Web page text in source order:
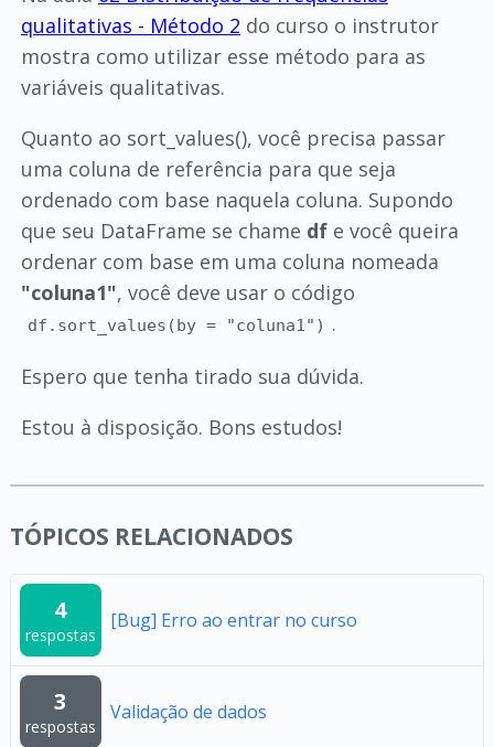
qualitativas - Método 2 do curso o instrutor
mostra como utilizar esse método para as
variáveis qualitativas.
Quanto ao sort_values(), você precisa passar
uma coluna de referência para que seja
ordenado com base naquela coluna. Supondo
que seu DataFrame se chame dfe você queira
ordenar com base em uma coluna nomeada
"coluna1", você deve usar o código
df.sort_values(by = "coluna1") .
Espero que tenha tirado sua dúvida.
Estou à disposição. Bons estudos!
TÓPICOS RELACIONADOS
4
respostas
[Bug] Erro ao entrar no curso
3
respostas
Validação de dados